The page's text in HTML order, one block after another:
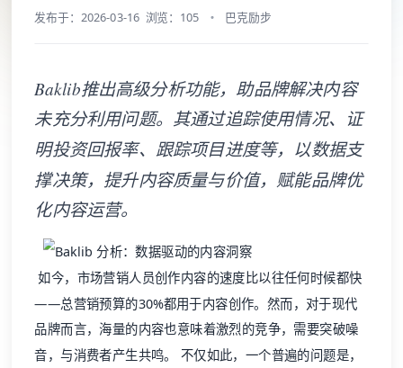
发布于：2026-03-16 浏览：105 巴克励步
Baklib推出高级分析功能，助品牌解决内容
未充分利用问题。其通过追踪使用情况、证
明投资回报率、跟踪项目进度等，以数据支
撑决策，提升内容质量与价值，赋能品牌优
化内容运营。
如今，市场营销人员创作内容的速度比以往任何时候都快
——总营销预算的30%都用于内容创作。然而，对于现代
品牌而言，海量的内容也意味着激烈的竞争，需要突破噪
音，与消费者产生共鸣。 不仅如此，一个普遍的问题是，